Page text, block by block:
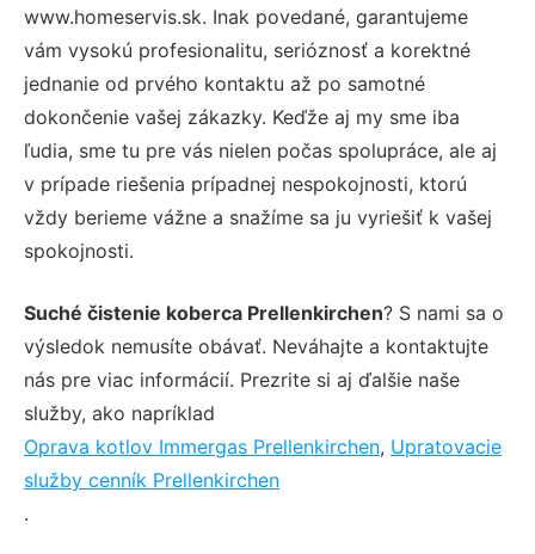
www.homeservis.sk. Inak povedané, garantujeme
vám vysokú profesionalitu, serióznosť a korektné
jednanie od prvého kontaktu až po samotné
dokončenie vašej zákazky. Keďže aj my sme iba
ľudia, sme tu pre vás nielen počas spolupráce, ale aj
v prípade riešenia prípadnej nespokojnosti, ktorú
vždy berieme vážne a snažíme sa ju vyriešiť k vašej
spokojnosti.
Suché čistenie koberca Prellenkirchen? S nami sa o
výsledok nemusíte obávať. Neváhajte a kontaktujte
nás pre viac informácií. Prezrite si aj ďalšie naše
služby, ako napríklad
Oprava kotlov Immergas Prellenkirchen, Upratovacie
služby cenník Prellenkirchen
.